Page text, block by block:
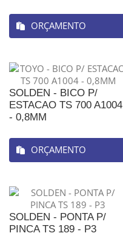
ORÇAMENTO
SOLDEN - BICO P/
ESTACAO TS 700 A1004
- 0,8MM
ORÇAMENTO
SOLDEN - PONTA P/
PINCA TS 189 - P3